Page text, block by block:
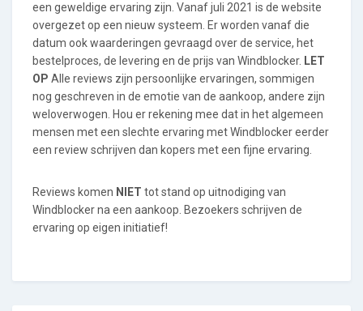
een geweldige ervaring zijn. Vanaf juli 2021 is de website
overgezet op een nieuw systeem. Er worden vanaf die
datum ook waarderingen gevraagd over de service, het
bestelproces, de levering en de prijs van Windblocker. LET
OP Alle reviews zijn persoonlijke ervaringen, sommigen
nog geschreven in de emotie van de aankoop, andere zijn
weloverwogen. Hou er rekening mee dat in het algemeen
mensen met een slechte ervaring met Windblocker eerder
een review schrijven dan kopers met een fijne ervaring.
Reviews komen NIET tot stand op uitnodiging van
Windblocker na een aankoop. Bezoekers schrijven de
ervaring op eigen initiatief!